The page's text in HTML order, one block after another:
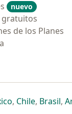
nuevo
gratuitos
de los Planes
nueva pestaña
en una nueva
se abre en una
, Chilese abre
, Brasilse
,